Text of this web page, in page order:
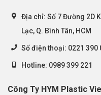
Địa chỉ: Số 7 Đường 2D
Lạc, Q. Bình Tân, HCM
Số điện thoại: 0221 390
Hotline: 0989 399 221
Công Ty HYM Plastic